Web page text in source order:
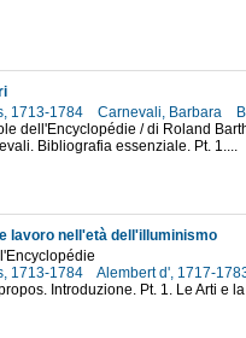
1713-1784
Carnevali, Barbara
dell'Encyclopédie / di Roland
Bibliografia essenziale. Pt. 1....
lavoro nell'età dell'illuminismo
1713-1784
Alembert d', 1717-
Introduzione. Pt. 1. Le Arti e